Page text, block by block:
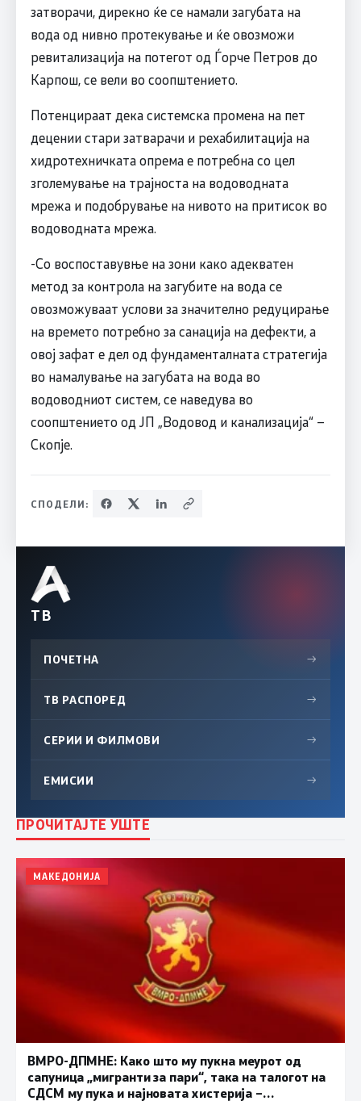
затворачи, дирекно ќе се намали загубата на
вода од нивно протекување и ќе овозможи
ревитализација на потегот од Ѓорче Петров до
Карпош, се вели во соопштението.
Потенцираат дека системска промена на пет
децении стари затварачи и рехабилитација на
хидротехничката опрема е потребна со цел
зголемување на трајноста на водоводната
мрежа и подобрување на нивото на притисок во
водоводната мрежа.
-Со воспоставувње на зони како адекватен
метод за контрола на загубите на вода се
овозможуваат услови за значително редуцирање
на времето потребно за санација на дефекти, а
овој зафат е дел од фундаменталната стратегија
во намалување на загубата на вода во
водоводниот систем, се наведува во
соопштението од ЈП „Водовод и канализација“ –
Скопје.
СПОДЕЛИ:
ТВ
ПОЧЕТНА →
ТВ РАСПОРЕД →
СЕРИИ И ФИЛМОВИ →
ЕМИСИИ →
ПРОЧИТАЈТЕ УШТЕ
МАКЕДОНИЈА
ВМРО-ДПМНЕ: Како што му пукна меурот од
сапуница „мигранти за пари“, така на талогот на
СДСМ му пука и најновата хистерија –